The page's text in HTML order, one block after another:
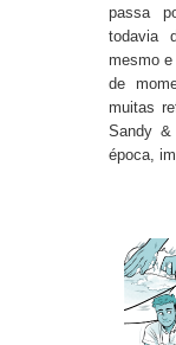
passa
todavia
mesmo e
de
muitas
Sandy
época,